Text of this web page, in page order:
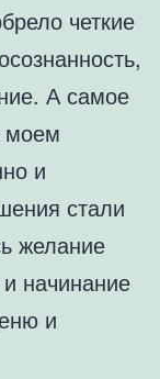
четкие
А самое
моем
и
стали
желание
начинание
и